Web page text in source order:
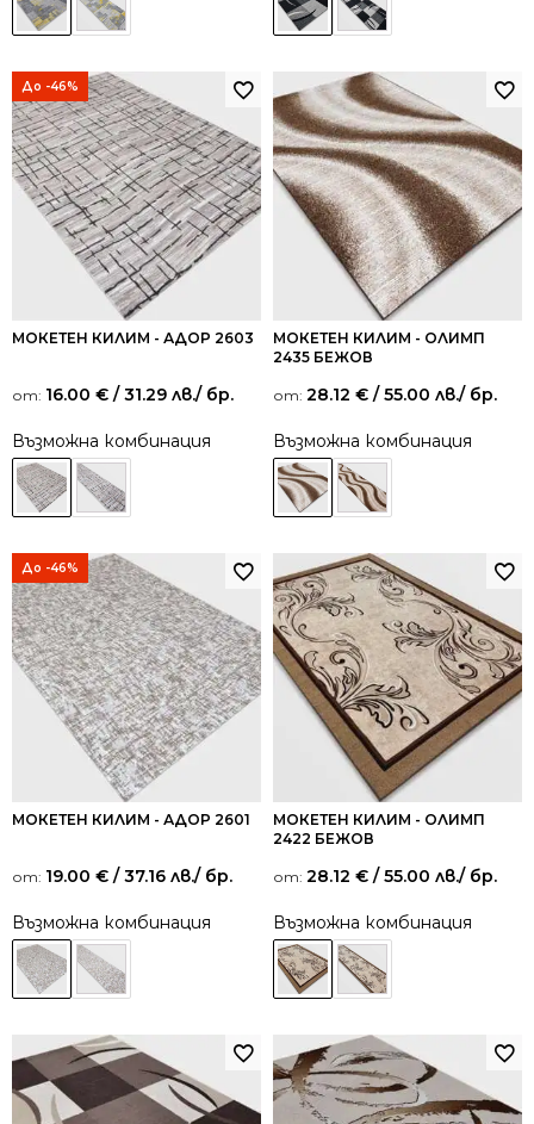
До -46%
МОКЕТЕН КИЛИМ - АДОР 2603
от: 16.00 € / 31.29 лв./ бр.
Възможна комбинация
МОКЕТЕН КИЛИМ - ОЛИМП
2435 БЕЖОВ
от: 28.12 € / 55.00 лв./ бр.
Възможна комбинация
До -46%
МОКЕТЕН КИЛИМ - АДОР 2601
от: 19.00 € / 37.16 лв./ бр.
Възможна комбинация
МОКЕТЕН КИЛИМ - ОЛИМП
2422 БЕЖОВ
от: 28.12 € / 55.00 лв./ бр.
Възможна комбинация